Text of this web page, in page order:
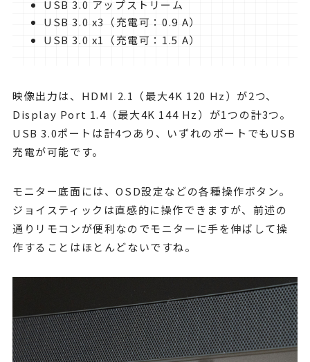
USB 3.0 アップストリーム
USB 3.0 x3（充電可：0.9 A）
USB 3.0 x1（充電可：1.5 A）
映像出力は、HDMI 2.1（最大4K 120 Hz）が2つ、
Display Port 1.4（最大4K 144 Hz）が1つの計3つ。
USB 3.0ポートは計4つあり、いずれのポートでもUSB
充電が可能です。
モニター底面には、OSD設定などの各種操作ボタン。
ジョイスティックは直感的に操作できますが、前述の
通りリモコンが便利なのでモニターに手を伸ばして操
作することはほとんどないですね。